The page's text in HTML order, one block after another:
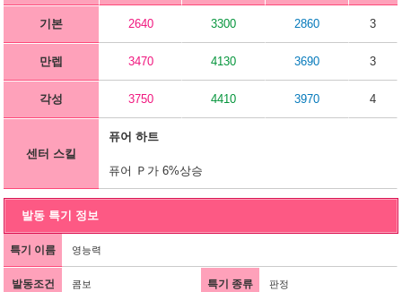
기본 2640 3300 2860 3
만렙 3470 4130 3690 3
각성 3750 4410 3970 4
센터 스킬
퓨어 하트
퓨어 Ｐ가 6%상승
발동 특기 정보
특기 이름 영능력
발동조건 콤보 특기 종류 판정